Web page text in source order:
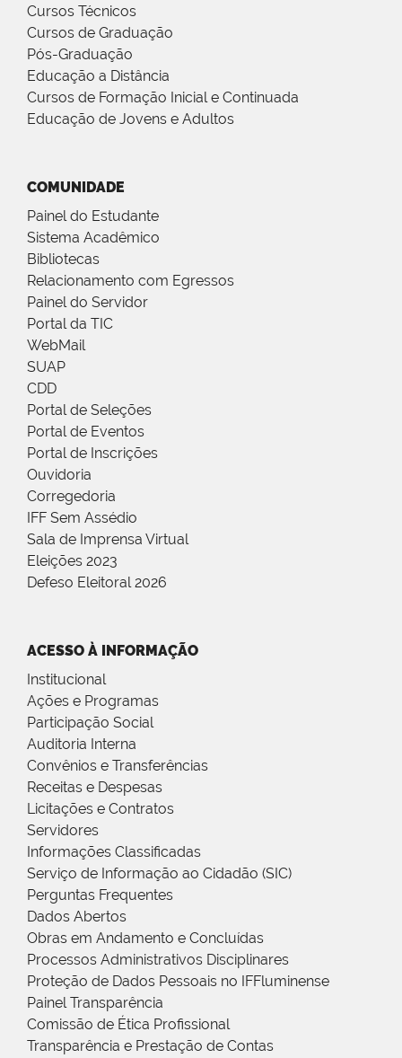
Cursos Técnicos
Cursos de Graduação
Pós-Graduação
Educação a Distância
Cursos de Formação Inicial e Continuada
Educação de Jovens e Adultos
COMUNIDADE
Painel do Estudante
Sistema Acadêmico
Bibliotecas
Relacionamento com Egressos
Painel do Servidor
Portal da TIC
WebMail
SUAP
CDD
Portal de Seleções
Portal de Eventos
Portal de Inscrições
Ouvidoria
Corregedoria
IFF Sem Assédio
Sala de Imprensa Virtual
Eleições 2023
Defeso Eleitoral 2026
ACESSO À INFORMAÇÃO
Institucional
Ações e Programas
Participação Social
Auditoria Interna
Convênios e Transferências
Receitas e Despesas
Licitações e Contratos
Servidores
Informações Classificadas
Serviço de Informação ao Cidadão (SIC)
Perguntas Frequentes
Dados Abertos
Obras em Andamento e Concluídas
Processos Administrativos Disciplinares
Proteção de Dados Pessoais no IFFluminense
Painel Transparência
Comissão de Ética Profissional
Transparência e Prestação de Contas